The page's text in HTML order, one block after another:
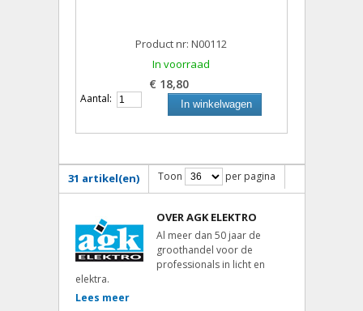
Product nr: N00112
In voorraad
€ 18,80
Aantal: In winkelwagen
31 artikel(en) Toon per pagina
OVER AGK ELEKTRO
Al meer dan 50 jaar de
groothandel voor de
professionals in licht en
elektra.
Lees meer